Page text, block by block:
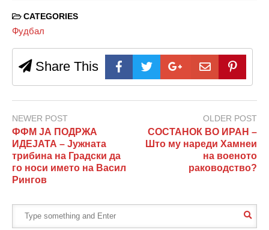
CATEGORIES
Фудбал
Share This
NEWER POST
ФФМ ЈА ПОДРЖА
ИДЕЈАТА – Јужната
трибина на Градски да
го носи името на Васил
Рингов
OLDER POST
СОСТАНОК ВО ИРАН –
Што му нареди Хамнеи
на военото
раководство?